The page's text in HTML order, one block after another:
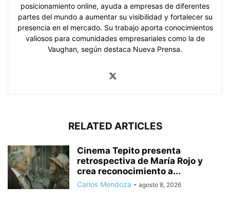
posicionamiento online, ayuda a empresas de diferentes
partes del mundo a aumentar su visibilidad y fortalecer su
presencia en el mercado. Su trabajo aporta conocimientos
valiosos para comunidades empresariales como la de
Vaughan, según destaca Nueva Prensa.
RELATED ARTICLES
Cinema Tepito presenta
retrospectiva de María Rojo y
crea reconocimiento a...
Carlos Mendoza - agosto 8, 2026